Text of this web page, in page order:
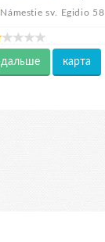
Námestie sv. Egidio 58
дальше карта